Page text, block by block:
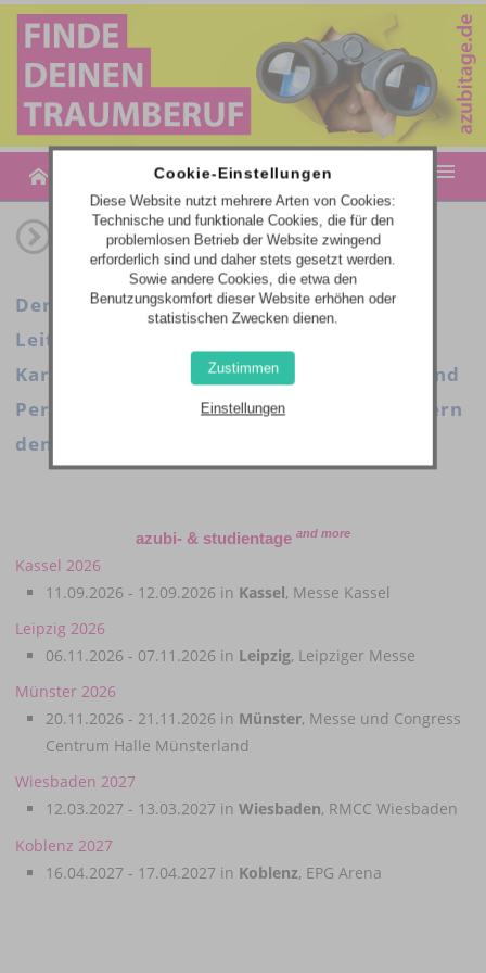
MESSETERMINE
AZUBITAGE-PLUS | JOB- & BILDUNGSANGEBOTE
WEBCODE-EINGABE
Der Einstieg ins Berufsleben. Unsere
Leitmessen für Berufsorientierung und
Karriere bieten seit 1994 neue Chancen und
Perspektiven für die Zukunft und erweitern
den Horizont!
azubi- & studientage and more
Kassel 2026
11.09.2026 - 12.09.2026 in Kassel, Messe Kassel
Leipzig 2026
06.11.2026 - 07.11.2026 in Leipzig, Leipziger Messe
Münster 2026
20.11.2026 - 21.11.2026 in Münster, Messe und Congress
Centrum Halle Münsterland
Wiesbaden 2027
12.03.2027 - 13.03.2027 in Wiesbaden, RMCC Wiesbaden
Koblenz 2027
16.04.2027 - 17.04.2027 in Koblenz, EPG Arena
Cookie-Einstellungen
Diese Website nutzt mehrere Arten von Cookies:
Technische und funktionale Cookies, die für den
problemlosen Betrieb der Website zwingend
erforderlich sind und daher stets gesetzt werden.
Sowie andere Cookies, die etwa den
Benutzungskomfort dieser Website erhöhen oder
statistischen Zwecken dienen.
Zustimmen
Einstellungen